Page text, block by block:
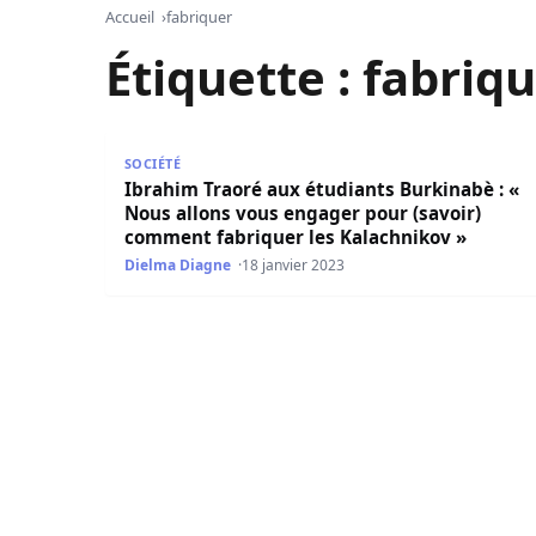
Accueil fabriquer
Étiquette :
SOCIÉTÉ
Ibrahim Traoré aux étudiants Burkinabè : «
Nous allons vous engager pour (savoir)
comment fabriquer les Kalachnikov »
Dielma Diagne 18 janvier 2023